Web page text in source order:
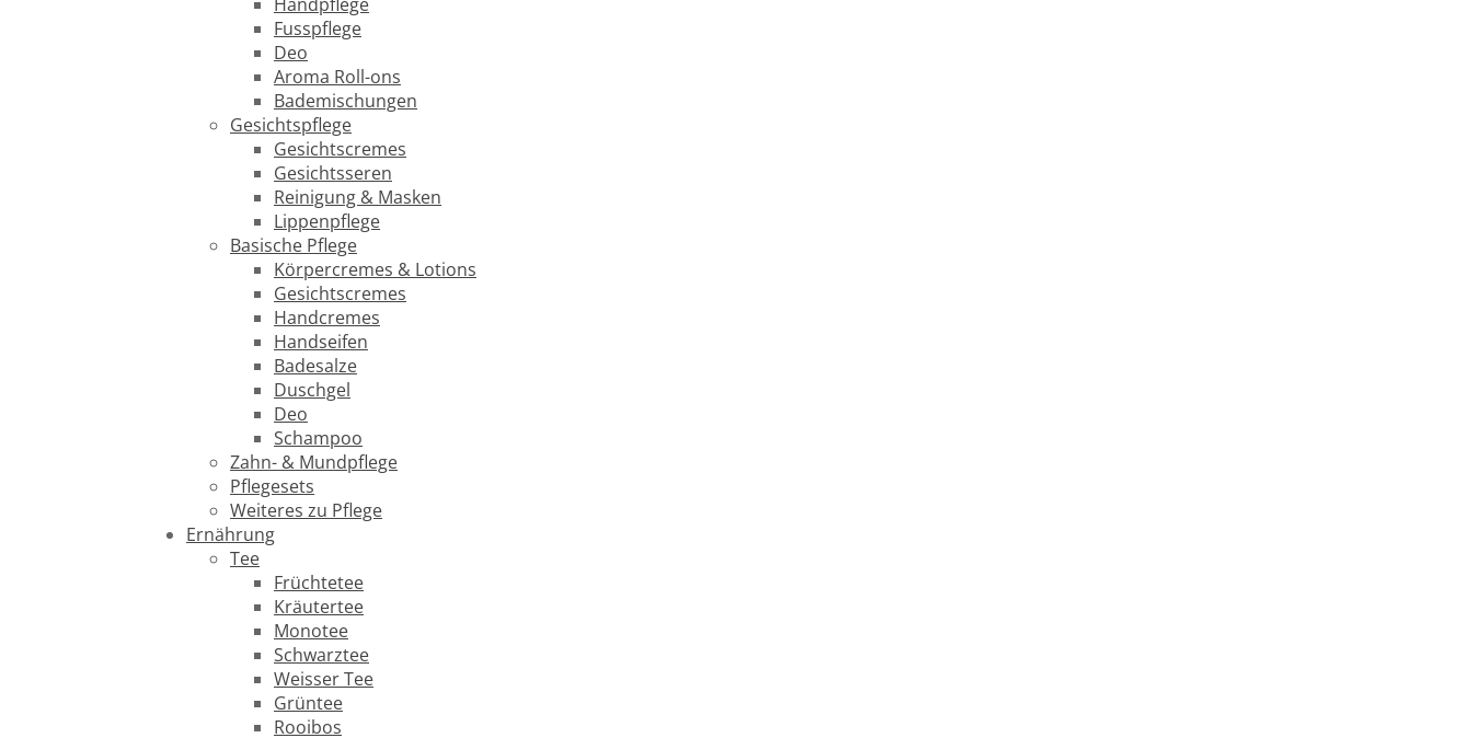
Fusspflege
Deo
Aroma Roll-ons
Bademischungen
Gesichtspflege
Gesichtscremes
Gesichtsseren
Reinigung & Masken
Lippenpflege
Basische Pflege
Körpercremes & Lotions
Gesichtscremes
Handcremes
Handseifen
Badesalze
Duschgel
Deo
Schampoo
Zahn- & Mundpflege
Pflegesets
Weiteres zu Pflege
Ernährung
Tee
Früchtetee
Kräutertee
Monotee
Schwarztee
Weisser Tee
Grüntee
Rooibos